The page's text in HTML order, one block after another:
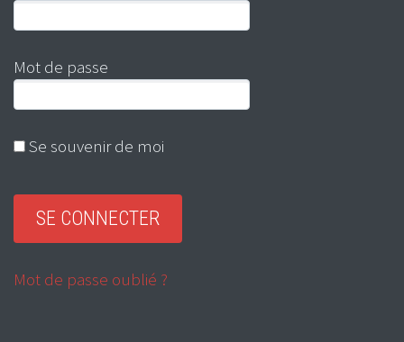
Mot de passe
Se souvenir de moi
Mot de passe oublié ?